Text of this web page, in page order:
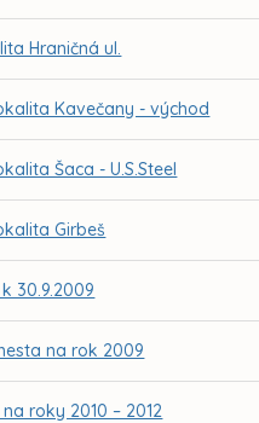
Hraničná ul.
Kavečany - východ
Šaca - U.S.Steel
Girbeš
30.9.2009
na rok 2009
roky 2010 – 2012